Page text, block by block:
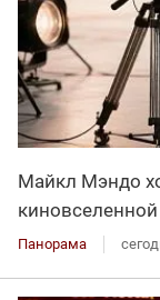
Майкл Мэндо
киновселенной
Панорама